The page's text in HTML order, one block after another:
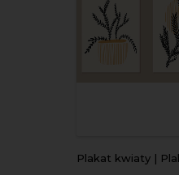
Plakat kwiaty |